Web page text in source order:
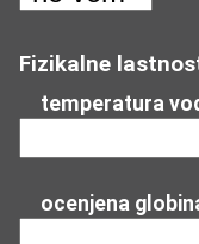
Fizikalne
temperatura
ocenjena